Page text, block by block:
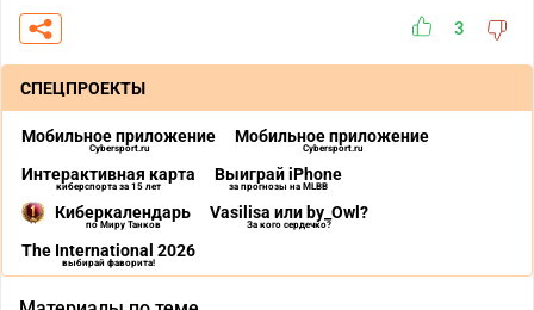
3
СПЕЦПРОЕКТЫ
Мобильное приложение
Cybersport.ru
Мобильное приложение
Cybersport.ru
Интерактивная карта
киберспорта за 15 лет
Выиграй iPhone
за прогнозы на MLBB
Киберкалендарь
по Миру Танков
Vasilisa или by_Owl?
За кого сердечко?
The International 2026
выбирай фаворита!